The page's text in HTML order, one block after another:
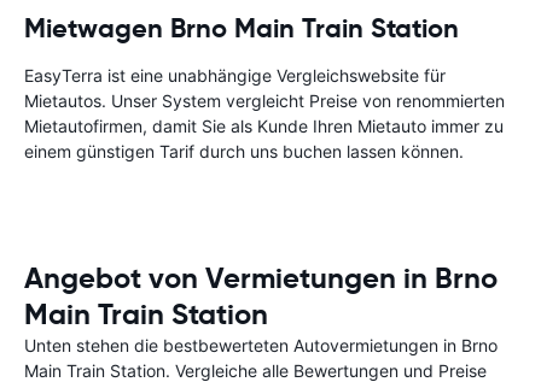
Mietwagen Brno Main Train Station
EasyTerra ist eine unabhängige Vergleichswebsite für
Mietautos. Unser System vergleicht Preise von renommierten
Mietautofirmen, damit Sie als Kunde Ihren Mietauto immer zu
einem günstigen Tarif durch uns buchen lassen können.
Angebot von Vermietungen in Brno
Main Train Station
Unten stehen die bestbewerteten Autovermietungen in Brno
Main Train Station. Vergleiche alle Bewertungen und Preise